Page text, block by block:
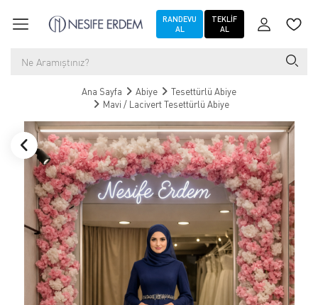
RANDEVU
AL
TEKLIF
AL
Ana Sayfa Abiye
Tesettürlü Abiye
Mavi / Lacivert Tesettürlü Abiye